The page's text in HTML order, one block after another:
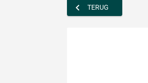
TERUG